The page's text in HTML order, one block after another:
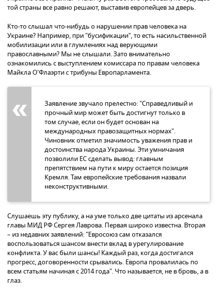
той страны все равно решают, выставив европейцев за дверь.
Кто-то слышал что-нибудь о нарушении прав человека на
Украине? Например, при "бусификации", то есть насильственной
мобилизации или в глумлениях над верующими
православными? Мы не слышали. Зато внимательно
ознакомились с выступлением комиссара по правам человека
Майкла О'Флаэрти с трибуны Европарламента.
Заявление звучало прелестно: "Справедливый и
прочный мир может быть достигнут только в
том случае, если он будет основан на
международных правозащитных нормах".
Чиновник отметил значимость уважения прав и
достоинства народа Украины. Эти умничания
позволили ЕС сделать вывод: главным
препятствием на пути к миру остается позиция
Кремля. Там европейские требования назвали
неконструктивными.
Слушаешь эту публику, а на уме только две цитаты из арсенала
главы МИД РФ Сергея Лаврова. Первая широко известна. Вторая
– из недавних заявлений: "Евросоюз сам отказался
воспользоваться шансом внести вклад в урегулирование
конфликта. У вас были шансы! Каждый раз, когда достигался
прогресс, договоренности срывались. Европа провалилась по
всем статьям начиная с 2014 года". Что называется, не в бровь, а в
глаз.